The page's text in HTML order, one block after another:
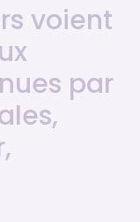
voient
par